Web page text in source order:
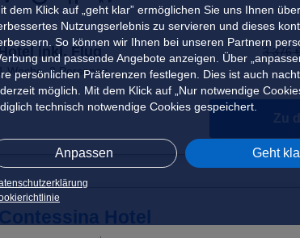
dem Klick auf „geht klar” ermöglichen Sie uns Ihnen
Nutzungserlebnis zu servieren und dieses
So können wir Ihnen bei unseren Partnern
und passende Angebote anzeigen. Über
persönlichen Präferenzen festlegen. Dies ist auch
möglich. Mit dem Klick auf „Nur notwendige
technisch notwendige Cookies gespeichert.
Anpassen Geht
inkl. Flug
Woche,2 Personen
3.376 €
Zu
Contessina Hotel